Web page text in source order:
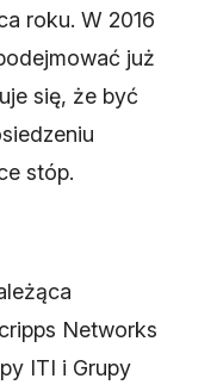
roku. W 2016
już
się, że być
stóp.
Networks
ITI i Grupy